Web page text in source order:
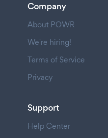
Company
About POWR
We're hiring!
Terms of Service
Privacy
Support
Help Center